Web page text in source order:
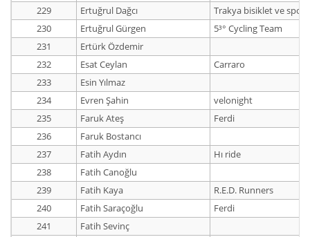
229
Ertuğrul Dağcı
Trakya bisiklet ve spor
230
Ertuğrul Gürgen
5³° Cycling Team
231
Ertürk Özdemir
232
Esat Ceylan
Carraro
233
Esin Yılmaz
234
Evren Şahin
velonight
235
Faruk Ateş
Ferdi
236
Faruk Bostancı
237
Fatih Aydın
Hı ride
238
Fatih Canoğlu
239
Fatih Kaya
R.E.D. Runners
240
Fatih Saraçoğlu
Ferdi
241
Fatih Sevinç